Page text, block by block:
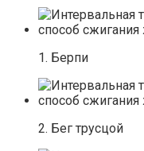
1. Берпи
2. Бег трусцой